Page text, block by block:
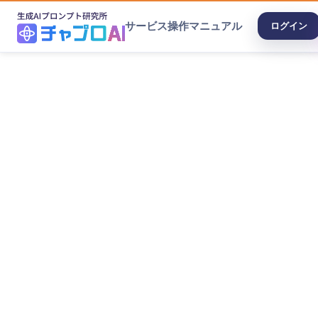
サービス操作マニュアル ログイン